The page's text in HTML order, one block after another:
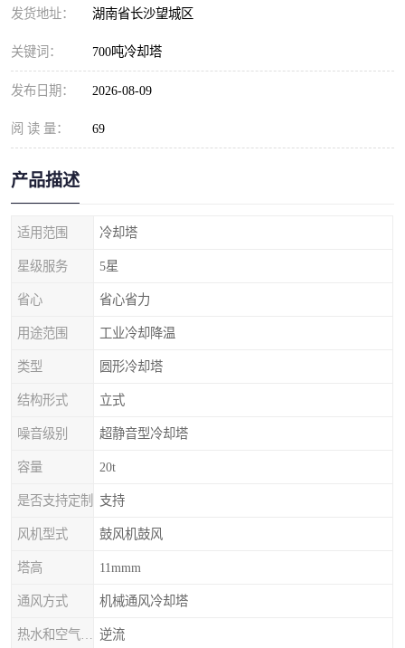
发货地址： 湖南省长沙望城区
关键词： 700吨冷却塔
发布日期： 2026-08-09
阅 读 量： 69
产品描述
适用范围 冷却塔
星级服务 5星
省心 省心省力
用途范围 工业冷却降温
类型 圆形冷却塔
结构形式 立式
噪音级别 超静音型冷却塔
容量 20t
是否支持定制 支持
风机型式 鼓风机鼓风
塔高 11mmm
通风方式 机械通风冷却塔
逆流